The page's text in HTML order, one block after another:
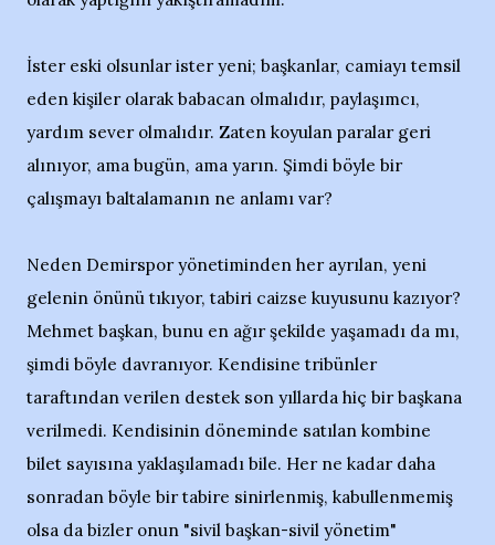
İster eski olsunlar ister yeni; başkanlar, camiayı temsil
eden kişiler olarak babacan olmalıdır, paylaşımcı,
yardım sever olmalıdır. Zaten koyulan paralar geri
alınıyor, ama bugün, ama yarın. Şimdi böyle bir
çalışmayı baltalamanın ne anlamı var?
Neden Demirspor yönetiminden her ayrılan, yeni
gelenin önünü tıkıyor, tabiri caizse kuyusunu kazıyor?
Mehmet başkan, bunu en ağır şekilde yaşamadı da mı,
şimdi böyle davranıyor. Kendisine tribünler
taraftından verilen destek son yıllarda hiç bir başkana
verilmedi. Kendisinin döneminde satılan kombine
bilet sayısına yaklaşılamadı bile. Her ne kadar daha
sonradan böyle bir tabire sinirlenmiş, kabullenmemiş
olsa da bizler onun "sivil başkan-sivil yönetim"